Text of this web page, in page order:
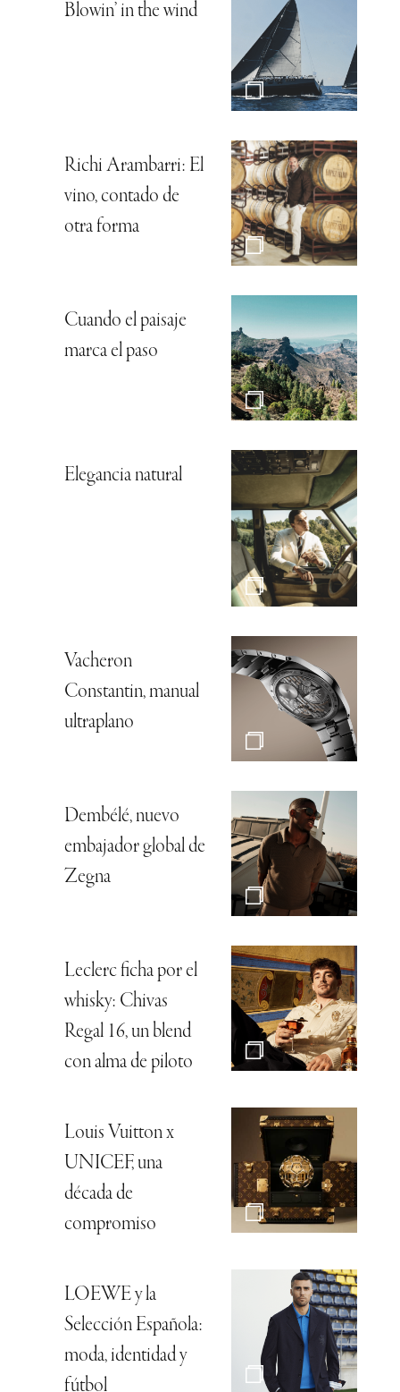
Blowin’ in the wind
Richi Arambarri: El
vino, contado de
otra forma
Cuando el paisaje
marca el paso
Elegancia natural
Vacheron
Constantin, manual
ultraplano
Dembélé, nuevo
embajador global de
Zegna
Leclerc ficha por el
whisky: Chivas
Regal 16, un blend
con alma de piloto
Louis Vuitton x
UNICEF, una
década de
compromiso
LOEWE y la
Selección Española:
moda, identidad y
fútbol